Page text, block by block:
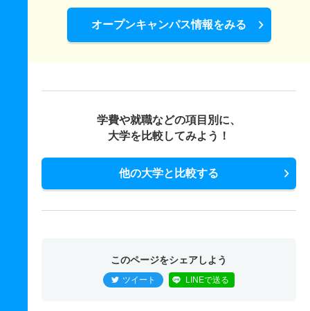
オープンキャンパス情報をみる
学費や就職などの項目別に、
大学を比較してみよう！
他の大学と比較する
このページをシェアしよう
ツイート LINEで送る